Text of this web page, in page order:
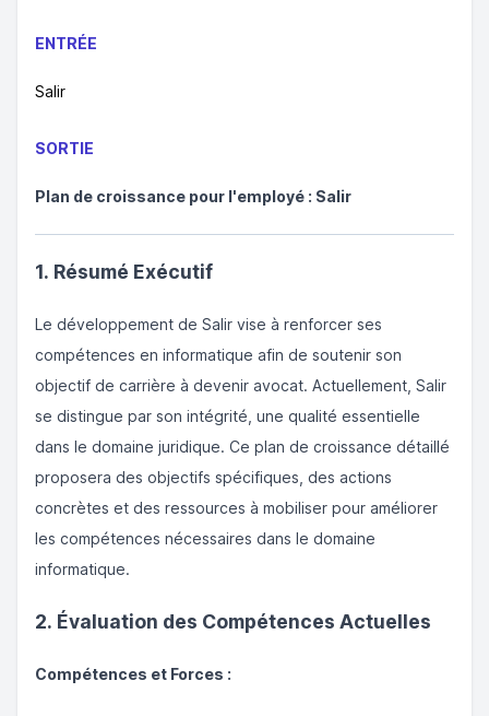
ENTRÉE
Salir
SORTIE
Plan de croissance pour l'employé : Salir
1. Résumé Exécutif
Le développement de Salir vise à renforcer ses
compétences en informatique afin de soutenir son
objectif de carrière à devenir avocat. Actuellement, Salir
se distingue par son intégrité, une qualité essentielle
dans le domaine juridique. Ce plan de croissance détaillé
proposera des objectifs spécifiques, des actions
concrètes et des ressources à mobiliser pour améliorer
les compétences nécessaires dans le domaine
informatique.
2. Évaluation des Compétences Actuelles
Compétences et Forces :